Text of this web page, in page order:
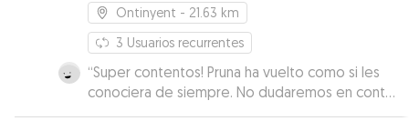
Ontinyent - 21.63 km
3 Usuarios recurrentes
“Super contentos! Pruna ha vuelto como si les
conociera de siempre. No dudaremos en contar
con Vicent siempre que lo necesitemos.”